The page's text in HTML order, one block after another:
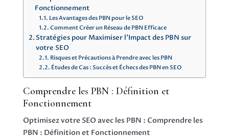
Fonctionnement
Les Avantages des PBN pour le SEO
Comment Créer un Réseau de PBN Efficace
Stratégies pour Maximiser l’Impact des PBN sur
votre SEO
Risques et Précautions à Prendre avec les PBN
Études de Cas : Succès et Échecs des PBN en SEO
Comprendre les PBN : Définition et
Fonctionnement
Optimisez votre SEO avec les PBN : Comprendre les
PBN : Définition et Fonctionnement